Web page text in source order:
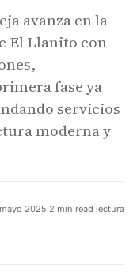
avanza en la
El Llanito con
fase ya
servicios
moderna y
2025·2 min read lectura